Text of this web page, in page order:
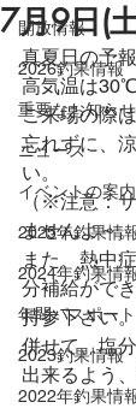
開放情報
2026釣果情報
重要なお知らせ
ニュース
イベントの案内
2025年釣果情
2024年釣果情
年間パスポート
2023釣果情報
2022年釣果情
7月9日(
真夏日の予
高気温は30℃
ご来場の際
忘れずに、
い。
（※注意：
ませんよ～。
また、熱中
分補給がで
持参下さい。
併せて、塩
出来るよう